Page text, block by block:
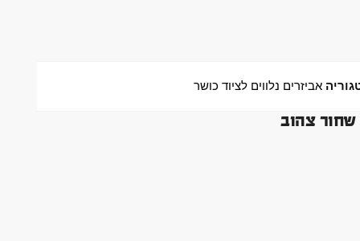
אביזרים נלווים לציוד כושר
שחור צהוב